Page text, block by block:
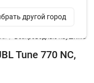
другой город
покупке в
/ Беспроводные наушники
Tune 770 NC,